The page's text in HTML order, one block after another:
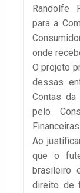
Randolfe
para a
onde
O projeto
dessas
Contas da
pelo
Ao
que o
brasileiro
direito de